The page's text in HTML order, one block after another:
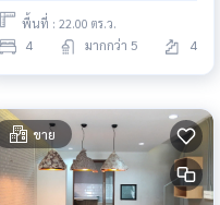
พื้นที่ : 22.00 ตร.ว.
4 มากกว่า 5 4
ขาย